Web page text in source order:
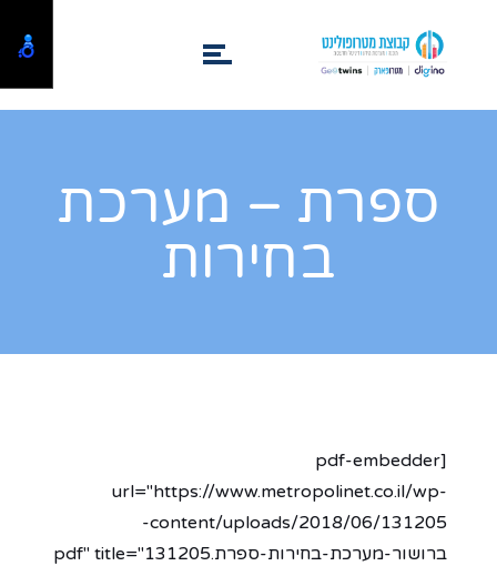
ספרת – מערכת
בחירות
[pdf-embedder
url="https://www.metropolinet.co.il/wp-
content/uploads/2018/06/131205-
ברושור-מערכת-בחירות-ספרת.pdf" title="131205